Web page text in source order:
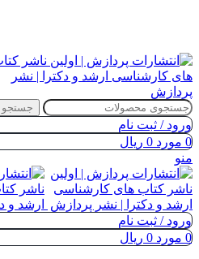
جستجو
ورود / ثبت نام
0 مورد 0 ریال
منو
ورود / ثبت نام
0 مورد 0 ریال